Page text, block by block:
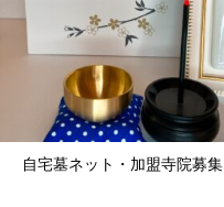
自宅墓ネット・加盟寺院募集